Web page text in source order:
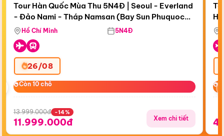
Còn18 ngày 22:26:45
Tour Hàn Quốc Mùa Thu 5N4Đ | Seoul - Everland
- Đảo Nami - Tháp Namsan (Bay Sun Phuquoc
Airways)
Hồ Chí Minh 5N4Đ
26/08
Còn 10 chỗ
Còn 10 chỗ
13.999.000đ -14%
11.999.000đ Xem chi tiết